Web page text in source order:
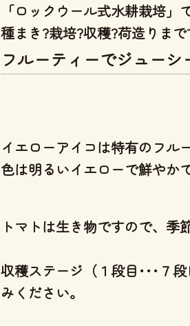
「ロックウール式水耕栽培」
種まき?栽培?収穫?荷造りま
フルーティーでジュー
イエローアイコは特有のフル
色は明るいイエローで鮮やか
トマトは生き物ですので、季
収穫ステージ（１段目･･･７
みください。